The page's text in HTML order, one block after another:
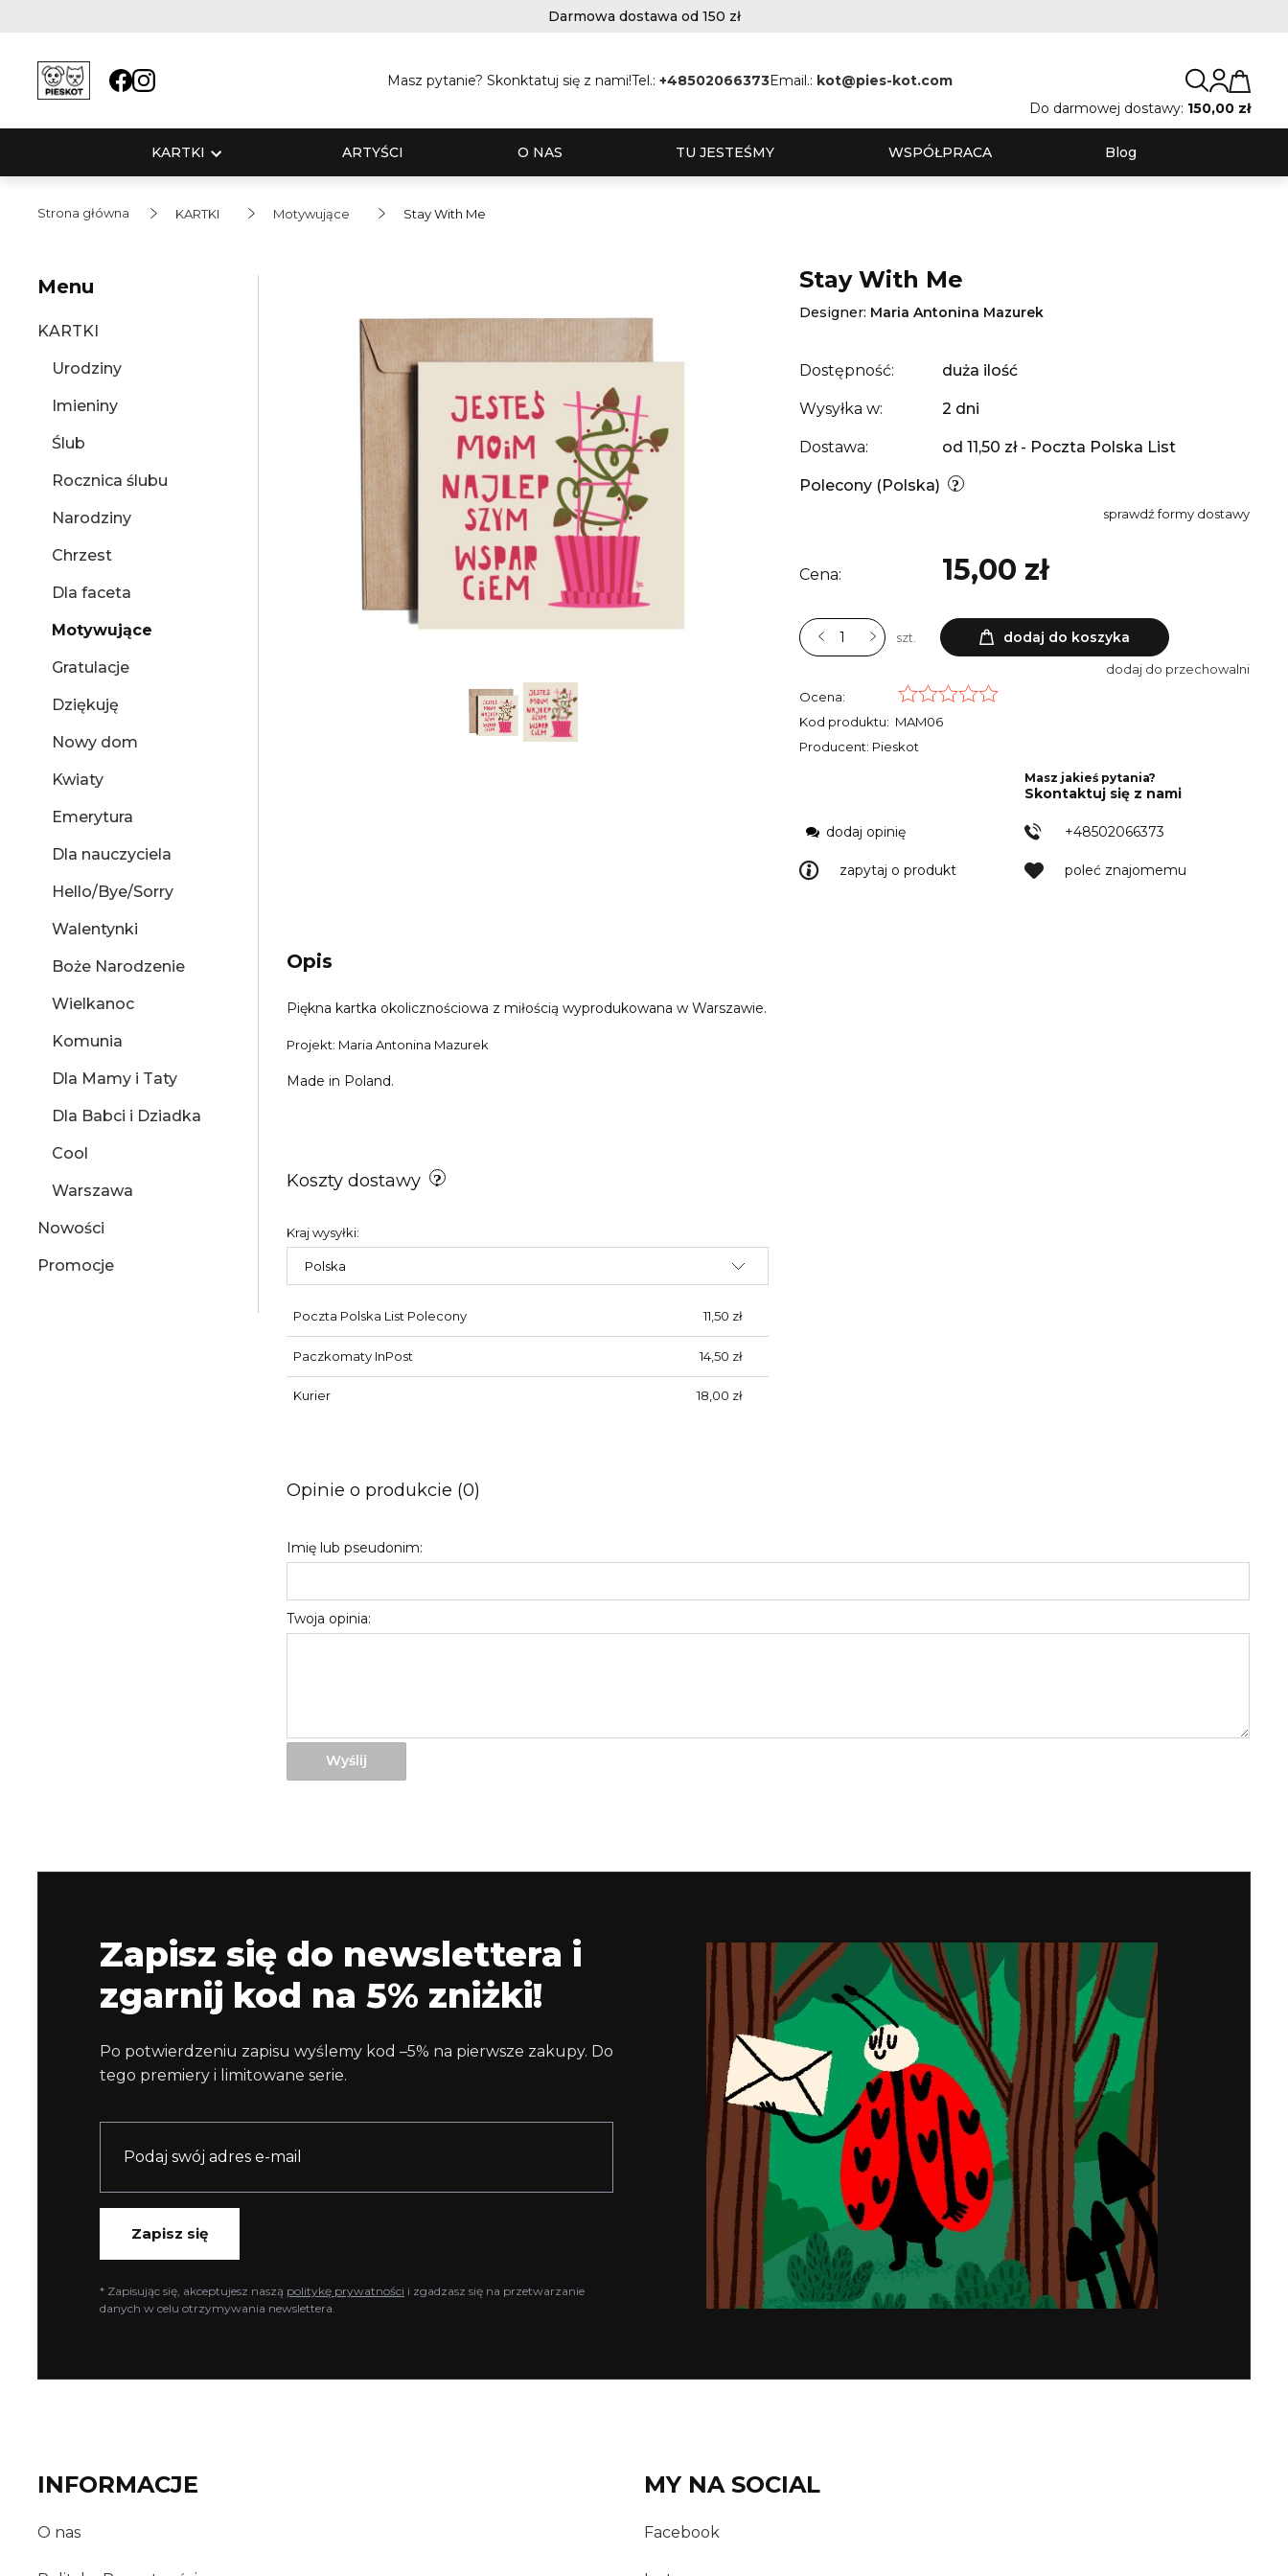
Darmowa dostawa od 150 zł
Masz pytanie? Skonktatuj się z nami!Tel.:+48502066373Email.: kot@pies-kot.com
Do darmowej dostawy: 150,00 zł
KARTKI ARTYŚCI O NAS TU JESTEŚMY WSPÓŁPRACA Blog
Strona główna KARTKI Motywujące Stay With Me
Menu
KARTKI
Urodziny
Imieniny
Ślub
Rocznica ślubu
Narodziny
Chrzest
Dla faceta
Motywujące
Gratulacje
Dziękuję
Nowy dom
Kwiaty
Emerytura
Dla nauczyciela
Hello/Bye/Sorry
Walentynki
Boże Narodzenie
Wielkanoc
Komunia
Dla Mamy i Taty
Dla Babci i Dziadka
Cool
Warszawa
Nowości
Promocje
Stay With Me
Designer: Maria Antonina Mazurek
Dostępność: duża ilość
Wysyłka w: 2 dni
Dostawa: od 11,50 zł - Poczta Polska List
Polecony (Polska)
sprawdź formy dostawy
Cena: 15,00 zł
szt. dodaj do koszyka
dodaj do przechowalni
Ocena:
Kod produktu: MAM06
Producent: Pieskot
zapytaj o produkt poleć znajomemu
Masz jakieś pytania?
Skontaktuj się z nami
+48502066373
dodaj opinię
Opis
Piękna kartka okolicznościowa z miłością wyprodukowana w Warszawie.
Projekt: Maria Antonina Mazurek
Made in Poland.
Koszty dostawy
Kraj wysyłki:
Poczta Polska List Polecony 11,50 zł
Paczkomaty InPost 14,50 zł
Kurier 18,00 zł
Opinie o produkcie (0)
Imię lub pseudonim:
Twoja opinia:
Wyślij
Zapisz się do newslettera i
zgarnij kod na 5% zniżki!
Po potwierdzeniu zapisu wyślemy kod –5% na pierwsze zakupy. Do
tego premiery i limitowane serie.
Zapisz się
* Zapisując się, akceptujesz naszą politykę prywatności i zgadzasz się na przetwarzanie
danych w celu otrzymywania newslettera.
INFORMACJE
O nas
MY NA SOCIAL
Facebook